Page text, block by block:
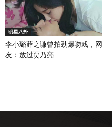
明星八卦
李小璐薛之谦曾拍劲爆吻戏，网
友：放过贾乃亮